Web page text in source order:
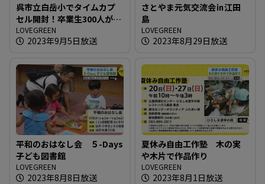
呉市立白岳小でタイムカプ
セル開封！卒業生300人が集
合
LOVEGREEN
2023年9月5日放送
さとやま元気交流会㏌江田
島
LOVEGREEN
2023年8月29日放送
平和のおはなし会 ５-Days
子ども図書館
LOVEGREEN
2023年8月8日放送
夏休み自由工作塾 木の実
や木片で作品作り
LOVEGREEN
2023年8月1日放送